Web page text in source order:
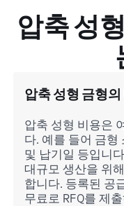
압축 성
압축 성형 금형
압축 성형 비용은
다. 예를 들어 금형
및 납기일 등입니
대규모 생산을 위
합니다. 등록된 공
무료로 RFQ를 제